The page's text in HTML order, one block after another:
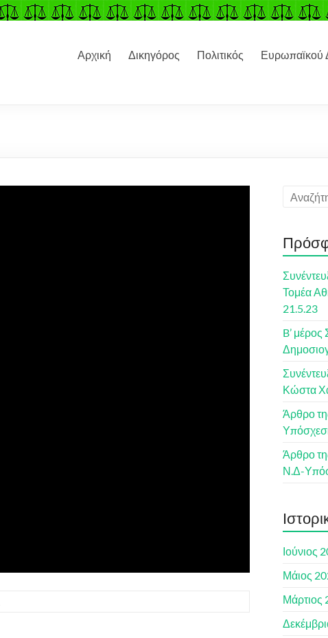
Αρχική Δικηγόρος Πολιτικός Ευρωπαϊκού
Τομέα
21.5.23
B’
Κώστα
Άρθρο
Άρθρο
Ν.Δ-
Ιούνιος
Μάιος
Μάρτιος